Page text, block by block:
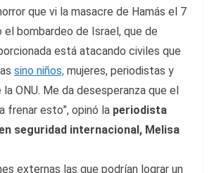
que vi la masacre de Hamás el 7
bombardeo de Israel, que de
está atacando civiles que
sino niños, mujeres, periodistas y
ONU. Me da desesperanza que el
frenar esto”, opinó la periodista
seguridad internacional, Melisa
externas las que podrían lograr un